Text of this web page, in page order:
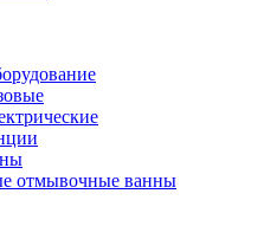
отмывочные ванны